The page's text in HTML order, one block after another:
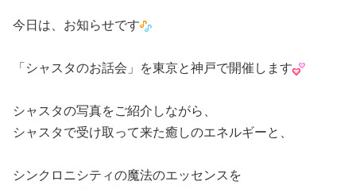
今日は、お知らせです
「シャスタのお話会」を東京と神戸で開催します
シャスタの写真をご紹介しながら、
シャスタで受け取って来た癒しのエネルギーと、
シンクロニシティの魔法のエッセンスを